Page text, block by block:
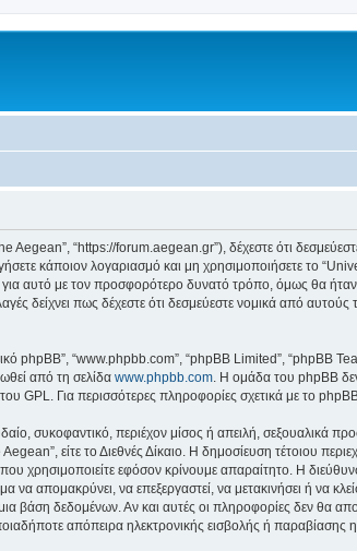
Aegean”, “https://forum.aegean.gr”), δέχεστε ότι
κάποιον λογαριασμό και μη χρησιμοποιήσετε το
αυτό με τον προσφορότερο δυνατό τρόπο, όμως θα ήταν
δείχνει πως δέχεστε ότι δεσμεύεστε νομικά από
phpBB”, “www.phpbb.com”, “phpBB Limited”, “phpBB
από τη σελίδα www.phpbb.com. Η ομάδα του phpBB
GPL. Για περισσότερες πληροφορίες σχετικά με το
συκοφαντικό, περιέχον μίσος ή απειλή, σεξουαλικά
είτε το Διεθνές Δίκαιο. Η δημοσίευση τέτοιου
εφόσον κρίνουμε απαραίτητο. Η
απομακρύνει, να επεξεργαστεί, να μετακινήσει ή να
βάση δεδομένων. Αν και αυτές οι πληροφορίες δεν θα
απόπειρα ηλεκτρονικής εισβολής ή παραβίασης